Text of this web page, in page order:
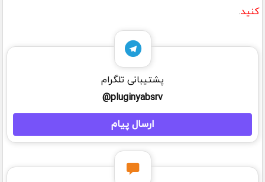
کنید.
پشتیبانی تلگرام
pluginyabsrv@
ارسال پیام